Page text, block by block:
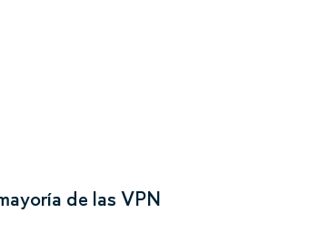
de las VPN